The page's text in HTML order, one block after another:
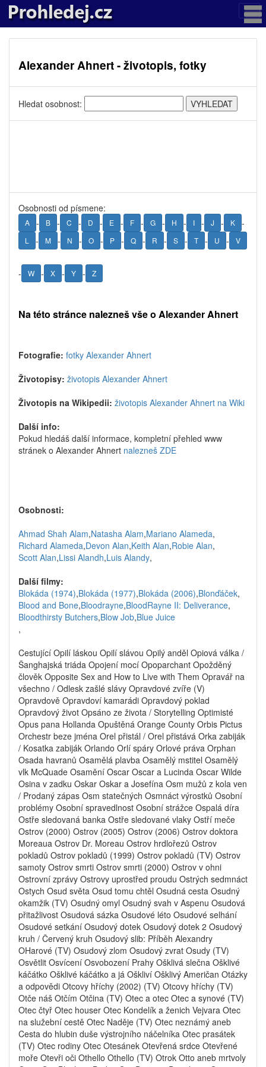
Alexander Ahnert - životopis, fotky
Hledat osobnost:
Osobnosti od písmene:
A - B - C - D - E - F - G - H - I - J - K -
L - M - N - O - P - Q - R - S - T - U - V
- W - X - Y - Z
Na této stránce nalezneš vše o Alexander Ahnert
Fotografie: fotky Alexander Ahnert
Životopisy: životopis Alexander Ahnert
Životopis na Wikipedii: životopis Alexander Ahnert na Wiki
Další info:
Pokud hledáš další informace, kompletní přehled www
stránek o Alexander Ahnert nalezneš ZDE
Osobnosti:
Ahmad Shah Alam,Natasha Alam,Mariano Alameda,
Richard Alameda,Devon Alan,Keith Alan,Robie Alan,
Scott Alan,Lissi Alandh,Luis Alandy,
Další filmy:
Blokáda (1974),Blokáda (1977),Blokáda (2006),Blonďáček,
Blood and Bone,Bloodrayne,BloodRayne II: Deliverance,
Bloodthirsty Butchers,Blow Job,Blue Juice
,
Cestující Opilí láskou Opilí slávou Opilý anděl Opiová válka /
Šanghajská triáda Opojení mocí Opoparchant Opožděný
člověk Opposite Sex and How to Live with Them Opravář na
všechno / Odlesk zašlé slávy Opravdové zvíře (V)
Opravdově Opravdoví kamarádi Opravdový poklad
Opravdový život Opsáno ze života / Storytelling Optimisté
Opus pana Hollanda Opuštěná Orange County Orbis Pictus
Orchestr beze jména Orel přistál / Orel přistává Orka zabiják
/ Kosatka zabiják Orlando Orlí spáry Orlové práva Orphan
Osada havranů Osamělá plavba Osamělý mstitel Osamělý
vlk McQuade Osamění Oscar Oscar a Lucinda Oscar Wilde
Osina v zadku Oskar Oskar a Josefína Osm mužů z kola ven
/ Prodaný zápas Osm statečných Osmnáct výrostků Osobní
problémy Osobní spravedlnost Osobní strážce Ospalá díra
Ostře sledovaná banka Ostře sledované vlaky Ostří meče
Ostrov (2000) Ostrov (2005) Ostrov (2006) Ostrov doktora
Moreaua Ostrov Dr. Moreau Ostrov hrdlořezů Ostrov
pokladů Ostrov pokladů (1999) Ostrov pokladů (TV) Ostrov
samoty Ostrov smrti Ostrov smrti (2000) Ostrov v ohni
Ostrovní zprávy Ostrovy uprostřed proudu Ostrých sedmnáct
Ostych Osud světa Osud tomu chtěl Osudná cesta Osudný
okamžik (TV) Osudný omyl Osudný svah v Aspenu Osudová
přitažlivost Osudová sázka Osudové léto Osudové selhání
Osudové setkání Osudový dotek Osudový dotek 2 Osudový
kruh / Červený kruh Osudový slib: Příběh Alexandry
OHarové (TV) Osudový zlom Osudový zvrat Osudy (TV)
Osvětlit Osvícení Osvobození Prahy Ošklivá slečna Ošklivé
káčátko Ošklivé káčátko a já Oškliví Ošklivý Američan Otázky
a odpovědi Otcovy hříchy (2002) (TV) Otcovy hříchy (TV)
Otče náš Otčím Otčina (TV) Otec a otec Otec a synové (TV)
Otec čtyř Otec houser Otec Kondelík a ženich Vejvara Otec
na služební cestě Otec Naděje (TV) Otec neznámý aneb
Cesta do hlubin duše výstrojního náčelníka Otec prasátek
(TV) Otec rodiny Otec Otesánek Otevřená srdce Otevřené
moře Otevři oči Othello Othello (TV) Otrok Otto aneb mrtvoly